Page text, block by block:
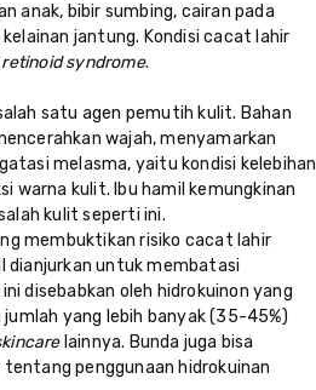
anak, bibir sumbing, cairan pada
jantung. Kondisi cacat lahir
syndrome.
satu agen pemutih kulit. Bahan
wajah, menyamarkan
melasma, yaitu kondisi kelebihan
warna kulit. Ibu hamil kemungkinan
kulit seperti ini.
membuktikan risiko cacat lahir
dianjurkan untuk membatasi
disebabkan oleh hidrokuinon yang
yang lebih banyak (35-45%)
lainnya. Bunda juga bisa
penggunaan hidrokuinan